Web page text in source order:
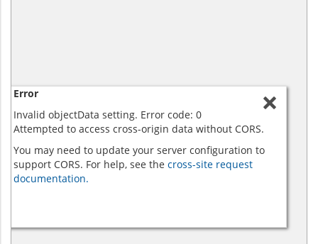
Error
Invalid objectData setting. Error code: 0
Attempted to access cross-origin data without CORS.
You may need to update your server configuration to
support CORS. For help, see the cross-site request
documentation.